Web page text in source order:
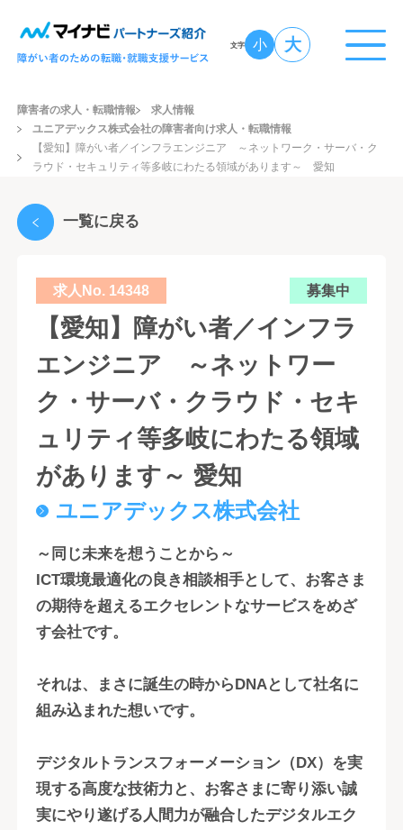
文字 小 大
障害者の求人・転職情報
求人情報
ユニアデックス株式会社の障害者向け求人・転職情報
【愛知】障がい者／インフラエンジニア ～ネットワーク・サーバ・ク
ラウド・セキュリティ等多岐にわたる領域があります～ 愛知
一覧に戻る
求人No. 14348 募集中
【愛知】障がい者／インフラ
エンジニア ～ネットワー
ク・サーバ・クラウド・セキ
ュリティ等多岐にわたる領域
があります～ 愛知
ユニアデックス株式会社
～同じ未来を想うことから～
ICT環境最適化の良き相談相手として、お客さま
の期待を超えるエクセレントなサービスをめざ
す会社です。
それは、まさに誕生の時からDNAとして社名に
組み込まれた想いです。
デジタルトランスフォーメーション（DX）を実
現する高度な技術力と、お客さまに寄り添い誠
実にやり遂げる人間力が融合したデジタルエク